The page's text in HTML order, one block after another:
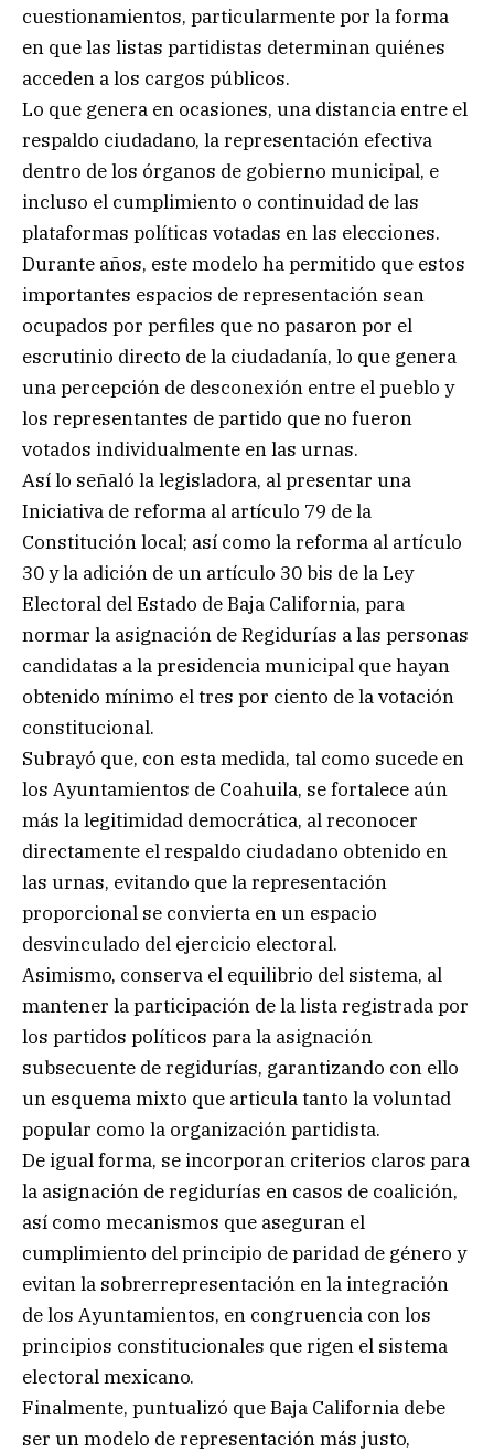
cuestionamientos, particularmente por la forma
en que las listas partidistas determinan quiénes
acceden a los cargos públicos.
Lo que genera en ocasiones, una distancia entre el
respaldo ciudadano, la representación efectiva
dentro de los órganos de gobierno municipal, e
incluso el cumplimiento o continuidad de las
plataformas políticas votadas en las elecciones.
Durante años, este modelo ha permitido que estos
importantes espacios de representación sean
ocupados por perfiles que no pasaron por el
escrutinio directo de la ciudadanía, lo que genera
una percepción de desconexión entre el pueblo y
los representantes de partido que no fueron
votados individualmente en las urnas.
Así lo señaló la legisladora, al presentar una
Iniciativa de reforma al artículo 79 de la
Constitución local; así como la reforma al artículo
30 y la adición de un artículo 30 bis de la Ley
Electoral del Estado de Baja California, para
normar la asignación de Regidurías a las personas
candidatas a la presidencia municipal que hayan
obtenido mínimo el tres por ciento de la votación
constitucional.
Subrayó que, con esta medida, tal como sucede en
los Ayuntamientos de Coahuila, se fortalece aún
más la legitimidad democrática, al reconocer
directamente el respaldo ciudadano obtenido en
las urnas, evitando que la representación
proporcional se convierta en un espacio
desvinculado del ejercicio electoral.
Asimismo, conserva el equilibrio del sistema, al
mantener la participación de la lista registrada por
los partidos políticos para la asignación
subsecuente de regidurías, garantizando con ello
un esquema mixto que articula tanto la voluntad
popular como la organización partidista.
De igual forma, se incorporan criterios claros para
la asignación de regidurías en casos de coalición,
así como mecanismos que aseguran el
cumplimiento del principio de paridad de género y
evitan la sobrerrepresentación en la integración
de los Ayuntamientos, en congruencia con los
principios constitucionales que rigen el sistema
electoral mexicano.
Finalmente, puntualizó que Baja California debe
ser un modelo de representación más justo,